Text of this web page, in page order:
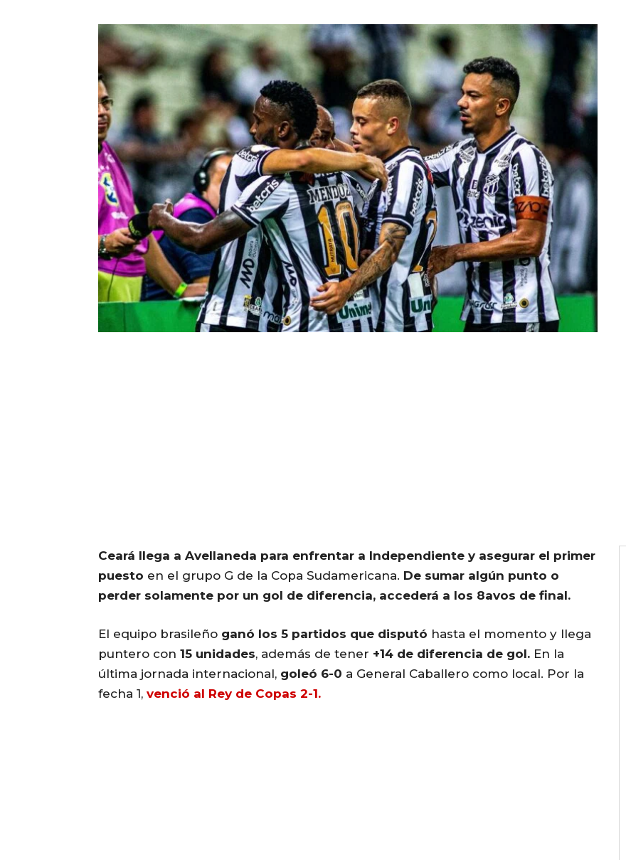
Ceará llega a Avellaneda para enfrentar a Independiente y asegurar el primer
puesto en el grupo G de la Copa Sudamericana. De sumar algún punto o
perder solamente por un gol de diferencia, accederá a los 8avos de final.
El equipo brasileño ganó los 5 partidos que disputó hasta el momento y llega
puntero con 15 unidades, además de tener +14 de diferencia de gol. En la
última jornada internacional, goleó 6-0 a General Caballero como local. Por la
fecha 1, venció al Rey de Copas 2-1.